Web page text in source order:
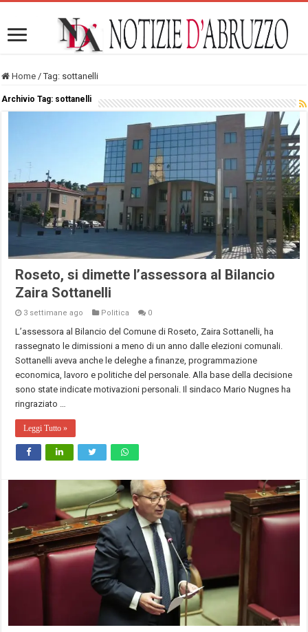
Home / Tag: sottanelli
Archivio Tag: sottanelli
Roseto, si dimette l’assessora al Bilancio
Zaira Sottanelli
3 settimane ago Politica 0
L’assessora al Bilancio del Comune di Roseto, Zaira Sottanelli, ha
rassegnato le dimissioni a meno di un anno dalle elezioni comunali.
Sottanelli aveva anche le deleghe a finanze, programmazione
economica, lavoro e politiche del personale. Alla base della decisione
sono state indicate motivazioni personali. Il sindaco Mario Nugnes ha
ringraziato …
Leggi Tutto »